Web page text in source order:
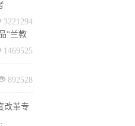
3221294
“兰教
1469525
892528
改革专